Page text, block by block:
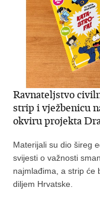
Ravnateljstvo
strip i vježbenicu
okviru projekta
Materijali su dio šireg
svijesti o važnosti
najmlađima, a strip će
diljem Hrvatske.